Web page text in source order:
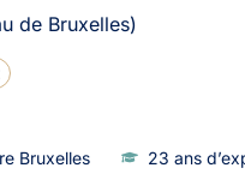
de Bruxelles)
Bruxelles
23 ans